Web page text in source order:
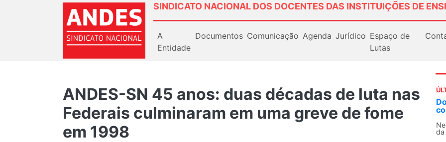
SINDICATO NACIONAL DOS DOCENTES DAS INSTITUIÇÕES DE
A
Entidade
Documentos Comunicação Agenda Jurídico Espaço de
Lutas
ANDES-SN 45 anos: duas décadas de luta nas
Federais culminaram em uma greve de fome
em 1998
O